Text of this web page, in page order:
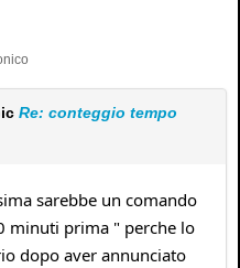
Re: conteggio tempo
sarebbe un comando
minuti prima " perche lo
dopo aver annunciato